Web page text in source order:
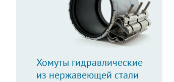
Хомуты гидравлические
из нержавеющей стали